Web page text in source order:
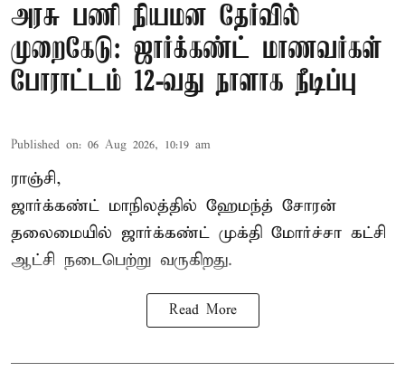
அரசு பணி நியமன தேர்வில்
முறைகேடு: ஜார்க்கண்ட் மாணவர்கள்
போராட்டம் 12-வது நாளாக நீடிப்பு
Published on: 06 Aug 2026, 10:19 am
ராஞ்சி,
ஜார்க்கண்ட் மாநிலத்தில் ஹேமந்த் சோரன்
தலைமையில் ஜார்க்கண்ட் முக்தி மோர்ச்சா கட்சி
ஆட்சி நடைபெற்று வருகிறது.
Read More